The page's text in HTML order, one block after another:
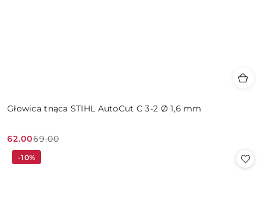
Głowica tnąca STIHL AutoCut C 3-2 Ø 1,6 mm
Cena
promocyjna:
62.00
Cena
przed
69.00
-10%